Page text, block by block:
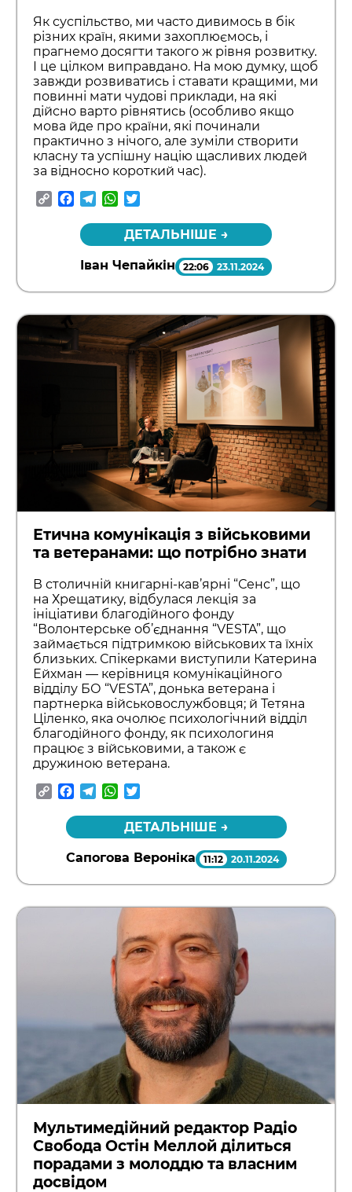
Як суспільство, ми часто дивимось в бік
різних країн, якими захоплюємось, і
прагнемо досягти такого ж рівня розвитку.
І це цілком виправдано. На мою думку, щоб
завжди розвиватись і ставати кращими, ми
повинні мати чудові приклади, на які
дійсно варто рівнятись (особливо якщо
мова йде про країни, які починали
практично з нічого, але зуміли створити
класну та успішну націю щасливих людей
за відносно короткий час).
CopyFacebook
TelegramWhatsApp
ДЕТАЛЬНІШЕ →
Іван Чепайкін 22:06 23.11.2024
Етична комунікація з військовими
та ветеранами: що потрібно знати
В столичній книгарні-кав’ярні “Сенс”, що
на Хрещатику, відбулася лекція за
ініціативи благодійного фонду
“Волонтерське об’єднання “VESTA”, що
займається підтримкою військових та їхніх
близьких. Спікерками виступили Катерина
Ейхман — керівниця комунікаційного
відділу БО “VESTA”, донька ветерана і
партнерка військовослужбовця; й Тетяна
Ціленко, яка очолює психологічний відділ
благодійного фонду, як психологиня
працює з військовими, а також є
дружиною ветерана.
CopyFacebook
TelegramWhatsApp
ДЕТАЛЬНІШЕ →
Сапогова Вероніка 11:12 20.11.2024
Мультимедійний редактор Радіо
Свобода Остін Меллой ділиться
порадами з молоддю та власним
досвідом